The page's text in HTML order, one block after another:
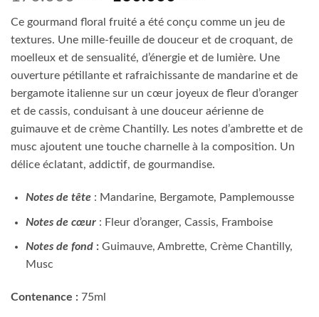
initial
était :
170.000 CFA.
actuel
est :
160.000 CFA.
Ce gourmand floral fruité a été conçu comme un jeu de
textures. Une mille-feuille de douceur et de croquant, de
moelleux et de sensualité, d’énergie et de lumière. Une
ouverture pétillante et rafraichissante de mandarine et de
bergamote italienne sur un cœur joyeux de fleur d’oranger
et de cassis, conduisant à une douceur aérienne de
guimauve et de crème Chantilly. Les notes d’ambrette et de
musc ajoutent une touche charnelle à la composition. Un
délice éclatant, addictif, de gourmandise.
Notes de tête : Mandarine, Bergamote, Pamplemousse
Notes de cœur : Fleur d’oranger, Cassis, Framboise
Notes de fond : Guimauve, Ambrette, Crème Chantilly,
Musc
Contenance : 75ml